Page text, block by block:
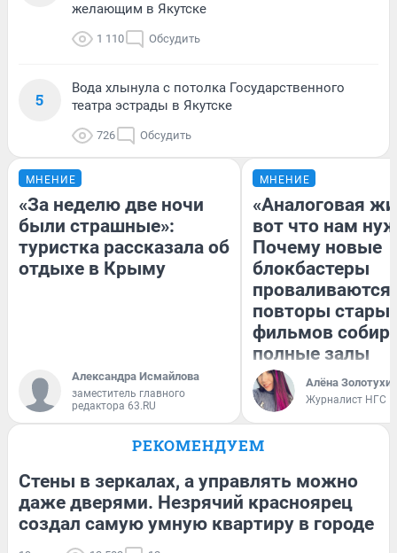
желающим в Якутске
1 110 Обсудить
5
Вода хлынула с потолка Государственного
театра эстрады в Якутске
726 Обсудить
МНЕНИЕ
«За неделю две ночи
были страшные»:
туристка рассказала об
отдыхе в Крыму
Александра Исмайлова
заместитель главного
редактора 63.RU
МНЕНИЕ
«Аналоговая
вот что нам
Почему новые
блокбастеры
повторы
фильмов
полные залы
Алёна
Журналист НГС
РЕКОМЕНДУЕМ
Стены в зеркалах, а управлять можно
даже дверями. Незрячий красноярец
создал самую умную квартиру в городе